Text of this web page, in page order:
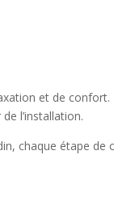
et de
l’installation.
chaque étape de